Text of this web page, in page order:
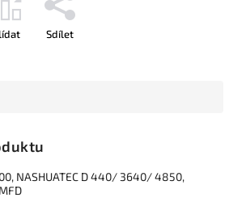
Sdílet
NASHUATEC D 440/ 3640/ 4850,